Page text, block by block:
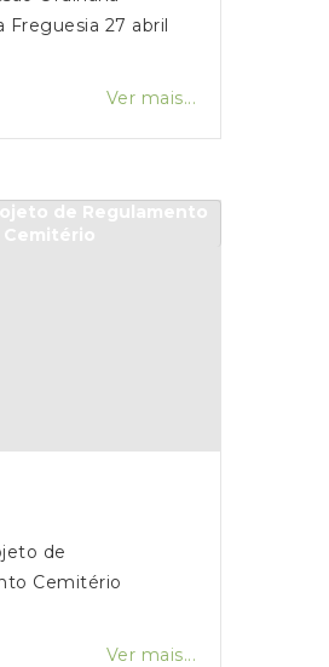
Freguesia 27 abril
Ver mais...
de
Cemitério
Ver mais...